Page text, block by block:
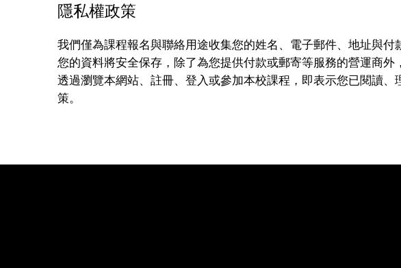
隱私權政策
我們僅為課程報名與聯絡用途收集您的姓名、電子郵件、地址與付
您的資料將安全保存，除了為您提供付款或郵寄等服務的營運商外
透過瀏覽本網站、註冊、登入或參加本校課程，即表示您已閱讀、
策。